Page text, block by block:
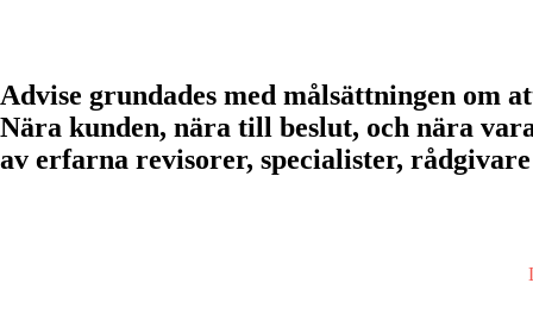
Advise grundades med målsättningen om
Nära kunden, nära till beslut, och nära
av erfarna revisorer, specialister,